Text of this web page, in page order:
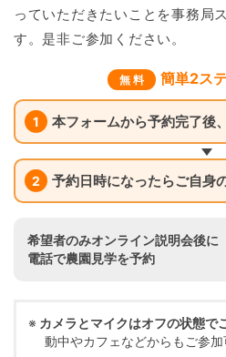
っていただきたいことを事務局
す。是非ご参加ください。
無 料 簡単2ス
1 本フォームから予約完了後
2 予約日時になったらご自身
希望者のみオンライン説明会後に
電話で農園見学を予約
カメラとマイクはオフの状態で
動中やカフェなどからもご参